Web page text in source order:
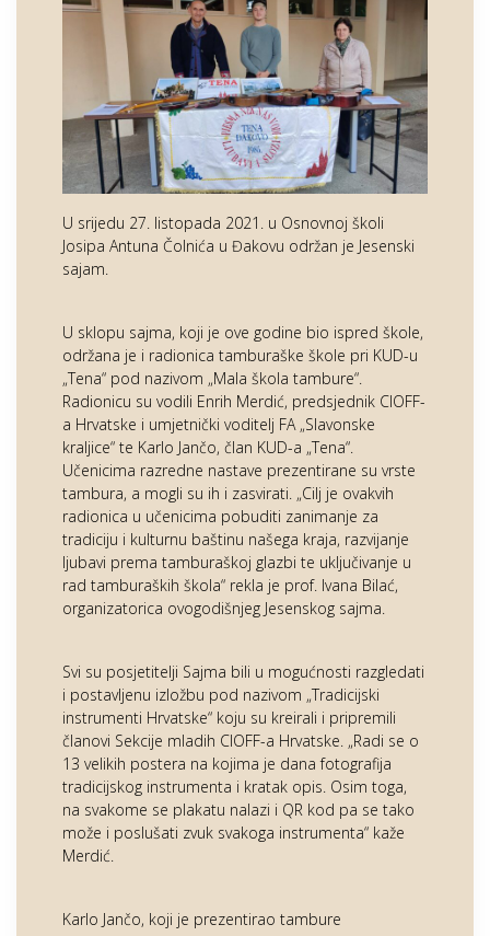
U srijedu 27. listopada 2021. u Osnovnoj školi
Josipa Antuna Čolnića u Đakovu održan je Jesenski
sajam.
U sklopu sajma, koji je ove godine bio ispred škole,
održana je i radionica tamburaške škole pri KUD-u
„Tena“ pod nazivom „Mala škola tambure“.
Radionicu su vodili Enrih Merdić, predsjednik CIOFF-
a Hrvatske i umjetnički voditelj FA „Slavonske
kraljice“ te Karlo Jančo, član KUD-a „Tena“.
Učenicima razredne nastave prezentirane su vrste
tambura, a mogli su ih i zasvirati. „Cilj je ovakvih
radionica u učenicima pobuditi zanimanje za
tradiciju i kulturnu baštinu našega kraja, razvijanje
ljubavi prema tamburaškoj glazbi te uključivanje u
rad tamburaških škola“ rekla je prof. Ivana Bilać,
organizatorica ovogodišnjeg Jesenskog sajma.
Svi su posjetitelji Sajma bili u mogućnosti razgledati
i postavljenu izložbu pod nazivom „Tradicijski
instrumenti Hrvatske“ koju su kreirali i pripremili
članovi Sekcije mladih CIOFF-a Hrvatske. „Radi se o
13 velikih postera na kojima je dana fotografija
tradicijskog instrumenta i kratak opis. Osim toga,
na svakome se plakatu nalazi i QR kod pa se tako
može i poslušati zvuk svakoga instrumenta“ kaže
Merdić.
Karlo Jančo, koji je prezentirao tambure